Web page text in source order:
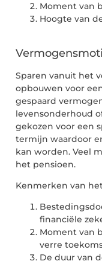
Moment van
Hoogte van
Sparen vanuit het
opbouwen voor
gespaard
levensonderhoud
gekozen voor een
termijn waardoor
kan worden. Veel
het pensioen.
Kenmerken van
financiële
Moment van
verre
De duur van